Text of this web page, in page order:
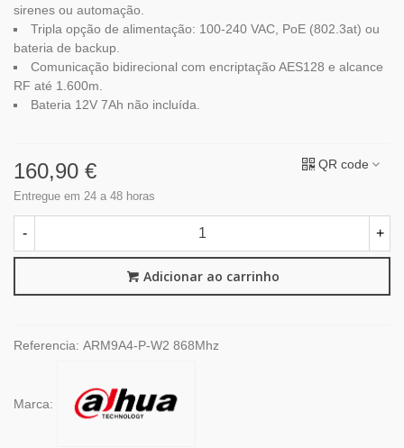
sirenes ou automação.
Tripla opção de alimentação: 100-240 VAC, PoE (802.3at) ou
bateria de backup.
Comunicação bidirecional com encriptação AES128 e alcance
RF até 1.600m.
Bateria 12V 7Ah não incluída
160,90 €
Entregue em 24 a 48 horas
QR code
- +
Adicionar ao carrinho
Referencia: ARM9A4-P-W2 868Mhz
Marca: